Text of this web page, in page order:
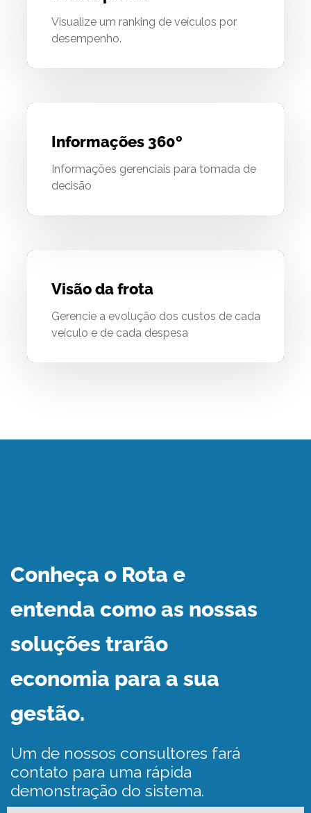
Visualize um ranking de veículos por
desempenho.
Informações 360º
Informações gerenciais para tomada de
decisão
Visão da frota
Gerencie a evolução dos custos de cada
veículo e de cada despesa
Conheça o Rota e
entenda como as nossas
soluções trarão
economia para a sua
gestão.
Um de nossos consultores fará
contato para uma rápida
demonstração do sistema.